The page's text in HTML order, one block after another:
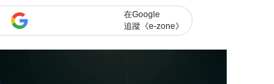
在Google
追蹤《e-zone》